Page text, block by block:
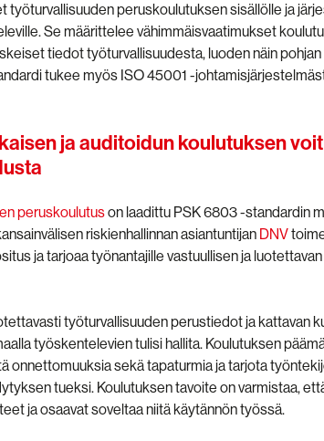
työturvallisuuden peruskoulutuksen sisällölle ja
Se määrittelee vähimmäisvaatimukset
tiedot työturvallisuudesta, luoden näin
tukee myös ISO 45001 -
ja auditoidun koulutuksen
peruskoulutuson laadittu PSK 6803 -standardin
riskienhallinnan asiantuntijan DNV
ja tarjoaa työnantajille vastuullisen ja
työturvallisuuden perustiedot ja kattavan
työskentelevien tulisi hallita. Koulutuksen p
onnettomuuksia sekä tapaturmia ja tarjota
tueksi. Koulutuksen tavoite on varmistaa,
ja osaavat soveltaa niitä käytännön työssä.